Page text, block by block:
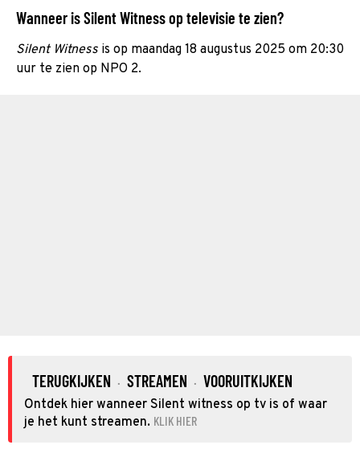
Wanneer is Silent Witness op televisie te zien?
Silent Witness is op maandag 18 augustus 2025 om 20:30
uur te zien op NPO 2.
TERUGKIJKEN · STREAMEN · VOORUITKIJKEN
Ontdek hier wanneer Silent witness op tv is of waar
je het kunt streamen. KLIK HIER